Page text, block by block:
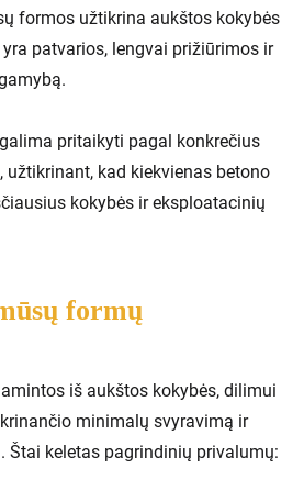
formos užtikrina aukštos kokybės
patvarios, lengvai prižiūrimos ir
pritaikyti pagal konkrečius
užtikrinant, kad kiekvienas betono
kokybės ir eksploatacinių
formų
iš aukštos kokybės, dilimui
minimalų svyravimą ir
Štai keletas pagrindinių privalumų: